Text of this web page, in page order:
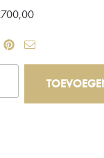
700,00